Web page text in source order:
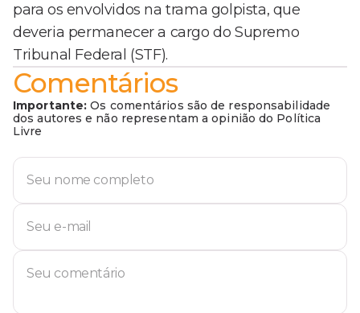
para os envolvidos na trama golpista, que
deveria permanecer a cargo do Supremo
Tribunal Federal (STF).
Comentários
Importante: Os comentários são de responsabilidade
dos autores e não representam a opinião do Política
Livre